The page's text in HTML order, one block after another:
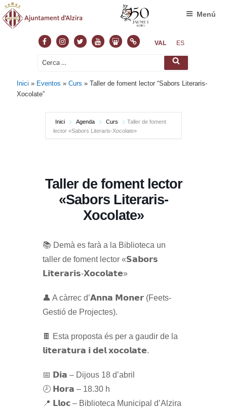
FacebookInstagram
TwitterYoutubeSlideshare
NormasVAL ES
Cerca: Cerca
Menú
Inici » Eventos »Curs »Taller de foment lector “Sabors Literaris-
Xocolate”
Inici Agenda Curs
Taller de foment
lector «Sabors Literaris-Xocolate»
Taller de foment lector
«Sabors Literaris-
Xocolate»
📚 Demà es farà a la Biblioteca un
taller de foment lector «𝗦𝗮𝗯𝗼𝗿𝘀
𝗟𝗶𝘁𝗲𝗿𝗮𝗿𝗶𝘀-𝗫𝗼𝗰𝗼𝗹𝗮𝘁𝗲»
👤 A càrrec d’𝗔𝗻𝗻𝗮 𝗠𝗼𝗻𝗲𝗿 (Feets-
Gestió de Projectes).
🍫 Esta proposta és per a gaudir de la
𝗹𝗶𝘁𝗲𝗿𝗮𝘁𝘂𝗿𝗮 𝗶 𝗱𝗲𝗹 𝘅𝗼𝗰𝗼𝗹𝗮𝘁𝗲.
📅 𝗗𝗶𝗮 – Dijous 18 d’abril
🕗 𝗛𝗼𝗿𝗮 – 18.30 h
📍 𝗟𝗹𝗼𝗰 – Biblioteca Municipal d’Alzira